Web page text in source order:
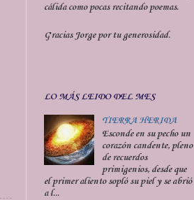
cálida como pocas recitando poemas.
Gracias Jorge por tu generosidad.
LO MÁS LEIDO DEL MES
TIERRA HERIDA
Esconde en su pecho un
corazón candente, pleno
de recuerdos
primigenios, desde que
el primer aliento sopló su piel y se abrió
a l...